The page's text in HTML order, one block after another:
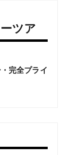
ツア
完全プライ